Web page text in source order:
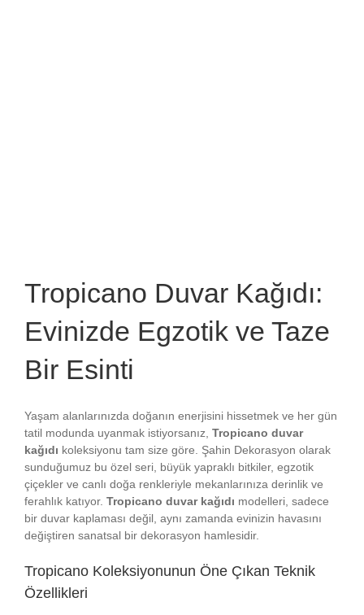
Tropicano Duvar Kağıdı:
Evinizde Egzotik ve Taze
Bir Esinti
Yaşam alanlarınızda doğanın enerjisini hissetmek ve her gün
tatil modunda uyanmak istiyorsanız, Tropicano duvar
kağıdı koleksiyonu tam size göre. Şahin Dekorasyon olarak
sunduğumuz bu özel seri, büyük yapraklı bitkiler, egzotik
çiçekler ve canlı doğa renkleriyle mekanlarınıza derinlik ve
ferahlık katıyor. Tropicano duvar kağıdı modelleri, sadece
bir duvar kaplaması değil, aynı zamanda evinizin havasını
değiştiren sanatsal bir dekorasyon hamlesidir.
Tropicano Koleksiyonunun Öne Çıkan Teknik
Özellikleri